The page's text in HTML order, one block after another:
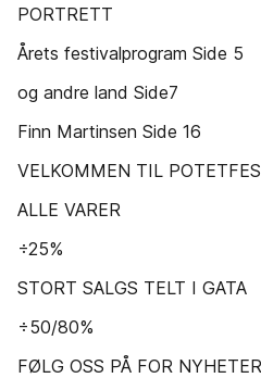
PORTRETT
Årets festivalprogram Side 5
og andre land Side7
Finn Martinsen Side 16
VELKOMMEN TIL
ALLE VARER
÷25%
STORT SALGS­ TELT I GATA
÷50/80%
FØLG OSS PÅ FOR